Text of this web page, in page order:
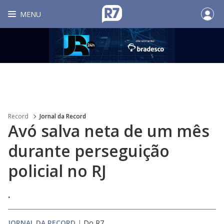
MENU
Record Jornal da Record
Avó salva neta de um mês
durante perseguição
policial no RJ
.